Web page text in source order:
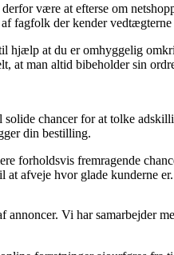
være at efterse om
fagfolk der kender
hjælp at du er omhyggelig
at man altid bibeholder sin
solide chancer for at tolke
din bestilling.
forholdsvis fremragende
at afveje hvor glade kunderne er.
annoncer. Vi har samarbejder